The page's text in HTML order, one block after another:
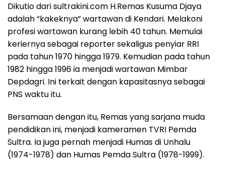
Dikutio dari sultrakini.com H.Remas Kusuma Djaya
adalah “kakeknya” wartawan di Kendari. Melakoni
profesi wartawan kurang lebih 40 tahun. Memulai
keriernya sebagai reporter sekaligus penyiar RRI
pada tahun 1970 hingga 1979. Kemudian pada tahun
1982 hingga 1996 ia menjadi wartawan Mimbar
Depdagri. Ini terkait dengan kapasitasnya sebagai
PNS waktu itu.
Bersamaan dengan itu, Remas yang sarjana muda
pendidikan ini, menjadi kameramen TVRI Pemda
Sultra. Ia juga pernah menjadi Humas di Unhalu
(1974-1978) dan Humas Pemda Sultra (1978-1999).